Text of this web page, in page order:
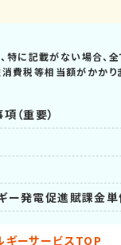
に記載がない場合、全
費税等相当額がかかり
（重要）
ー発電促進賦課金単
ギーサービスTOP